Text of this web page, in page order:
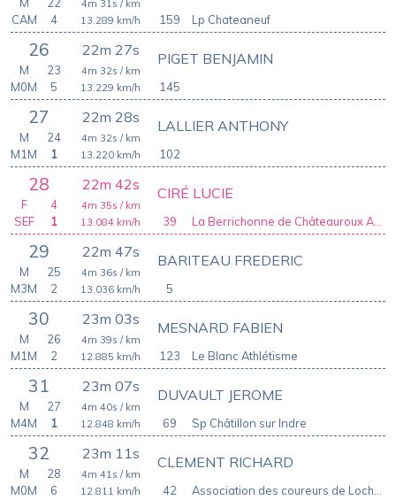
159
4m 31s / km
13.289 km/h
CAM
4 Lp Chateaneuf
26 22m 27s
145
PIGET BENJAMIN
4m 32s / km
13.229 km/h
M
23
M0M
5
27 22m 28s
102
LALLIER ANTHONY
4m 32s / km
13.220 km/h
M
24
M1M
1
28 22m 42s
39
CIRÉ LUCIE
4m 35s / km
13.084 km/h
F
4
SEF
1
29 22m 47s
5
BARITEAU FREDERIC
4m 36s / km
13.036 km/h
M
25
M3M
2
30 23m 03s
123
MESNARD FABIEN
4m 39s / km
12.885 km/h
M
26
M1M
2 Le Blanc Athlétisme
31 23m 07s
69
DUVAULT JEROME
4m 40s / km
12.848 km/h
M
27
M4M
1 Sp Châtillon sur Indre
32 23m 11s
42
CLEMENT RICHARD
4m 41s / km
12.811 km/h
M
28
M0M
6